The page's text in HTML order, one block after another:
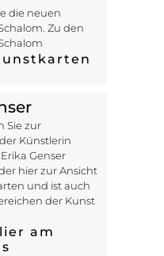
die neuen
Zu den
Sie zur
Künstlerin
Genser
hier zur Ansicht
und ist auch
der Kunst
am